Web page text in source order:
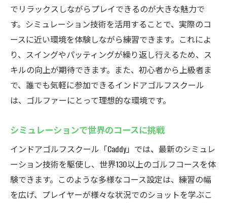
でリラックスしながらプレイできるのが大きな魅力で
す。シミュレーション技術を活用することで、実際のコ
ースに近い環境を体験しながら練習できます。これによ
り、スイングやパッティングが繰り返し行えるため、ス
キルの向上が期待できます。また、初心者から上級者ま
で、誰でも気軽に参加できるインドアゴルフスクール
は、ゴルファーにとって理想的な環境です。
シミュレーションで世界のコースに挑戦
インドアゴルフスクール「Caddy」では、最新のシミュレ
ーション技術を駆使し、世界130以上のゴルフコースを体
験できます。このような多様なコース設定は、練習の幅
を広げ、プレイヤーが様々な状況でのショットを学ぶこ